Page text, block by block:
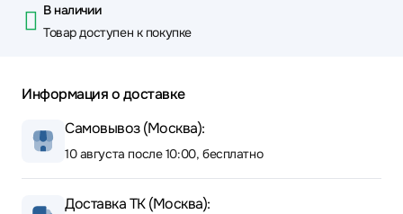
В наличии
Товар доступен к покупке
Информация о доставке
Самовывоз (Москва):
10 августа после 10:00, бесплатно
Доставка ТК (Москва):